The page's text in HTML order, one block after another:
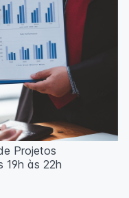
Projetos
19h às 22h